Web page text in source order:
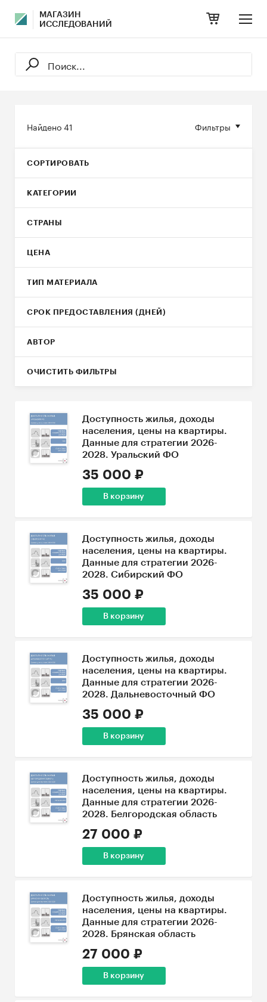
МАГАЗИН
ИССЛЕДОВАНИЙ
Фильтры
Найдено41
СОРТИРОВАТЬ
КАТЕГОРИИ
СТРАНЫ
ЦЕНА
ТИП МАТЕРИАЛА
СРОК ПРЕДОСТАВЛЕНИЯ (ДНЕЙ)
АВТОР
ОЧИСТИТЬ ФИЛЬТРЫ
Доступность жилья, доходы
населения, цены на квартиры.
Данные для стратегии 2026-
2028. Уральский ФО
35 000 ₽
В корзину
Доступность жилья, доходы
населения, цены на квартиры.
Данные для стратегии 2026-
2028. Сибирский ФО
35 000 ₽
В корзину
Доступность жилья, доходы
населения, цены на квартиры.
Данные для стратегии 2026-
2028. Дальневосточный ФО
35 000 ₽
В корзину
Доступность жилья, доходы
населения, цены на квартиры.
Данные для стратегии 2026-
2028. Белгородская область
27 000 ₽
В корзину
Доступность жилья, доходы
населения, цены на квартиры.
Данные для стратегии 2026-
2028. Брянская область
27 000 ₽
В корзину